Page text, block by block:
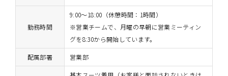
勤務時間
9:00～18:00（休憩時間：1時間）
※営業チームで、月曜の早朝に営業ミーティン
グを8:30から開始しています。
配属部署 営業部